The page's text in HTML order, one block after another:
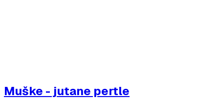
Muške - jutane pertle